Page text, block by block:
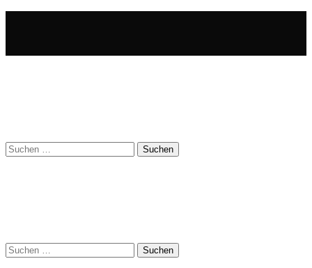
Suchen
nach:
Suchen
nach: